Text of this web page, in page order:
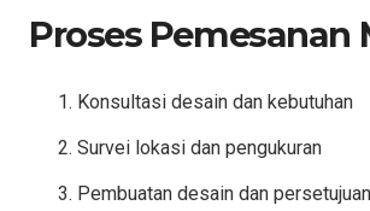
Proses Pemesanan
Konsultasi desain dan kebutuhan
Survei lokasi dan pengukuran
Pembuatan desain dan persetujuan